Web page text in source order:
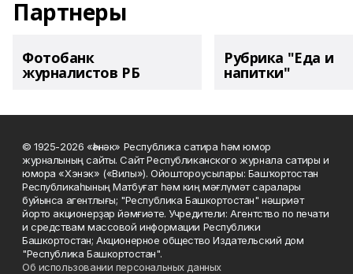
Партнеры
Фотобанк
журналистов РБ
Рубрика "Еда и
напитки"
© 1925-2026 «Һәнәк» Республика сатира һәм юмор
журналының сайты. Сайт Республиканского журнала сатиры и
юмора «Хэнэк» («Вилы»). Ойоштороусылары: Башҡортостан
Республикаһының Матбуғат һәм киң мәғлүмәт саралары
буйынса агентлығы; "Республика Башкортостан" нәшриәт
йорто акционерҙар йәмғиәте. Учредители: Агентство по печати
и средствам массовой информации Республики
Башкортостан; Акционерное общество Издательский дом
"Республика Башкортостан".
Об использовании персональных данных